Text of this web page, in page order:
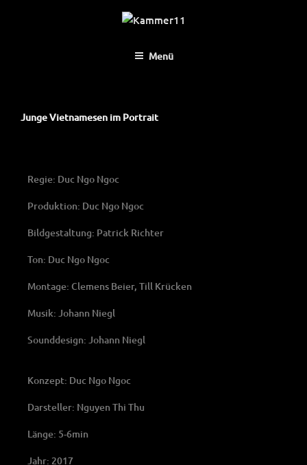
Menü
Junge Vietnamesen im Portrait
Regie: Duc Ngo Ngoc
Produktion: Duc Ngo Ngoc
Bildgestaltung: Patrick Richter
Ton: Duc Ngo Ngoc
Montage: Clemens Beier, Till Krücken
Musik: Johann Niegl
Sounddesign: Johann Niegl
Konzept: Duc Ngo Ngoc
Darsteller: Nguyen Thi Thu
Länge: 5-6min
Jahr: 2017